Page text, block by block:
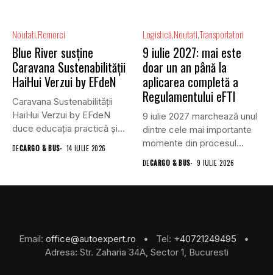
Noutati Remorci
Blue River susține
Caravana Sustenabilității
HaiHui Verzui by EFdeN
Caravana Sustenabilității
HaiHui Verzui by EFdeN
duce educația practică și
sustenabilitatea mai...
DECARGO & BUS 14 IULIE 2026
Logistică NoutatiTransportatori
9 iulie 2027: mai este
doar un an până la
aplicarea completă a
Regulamentului eFTI
9 iulie 2027 marchează unul
dintre cele mai importante
momente din procesul...
DECARGO & BUS 9 IULIE 2026
Email: office@autoexpert.ro • Tel: +40721249495
•
Adresa: Str. Zaharia 34A, Sector 1, Bucuresti